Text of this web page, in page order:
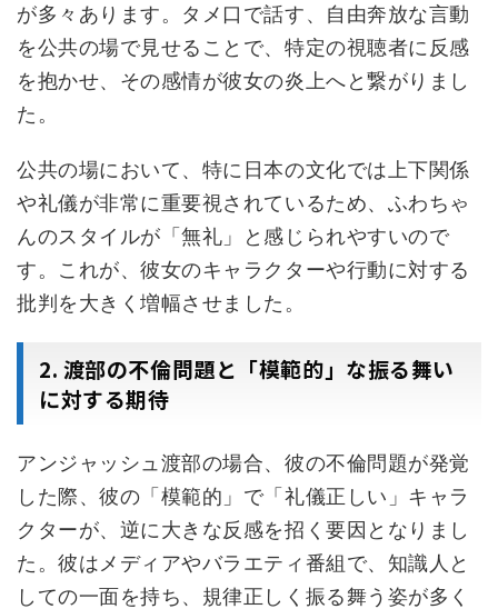
が多々あります。タメ口で話す、自由奔放な言動
を公共の場で見せることで、特定の視聴者に反感
を抱かせ、その感情が彼女の炎上へと繋がりまし
た。
公共の場において、特に日本の文化では上下関係
や礼儀が非常に重要視されているため、ふわちゃ
んのスタイルが「無礼」と感じられやすいので
す。これが、彼女のキャラクターや行動に対する
批判を大きく増幅させました。
2. 渡部の不倫問題と「模範的」な振る舞い
に対する期待
アンジャッシュ渡部の場合、彼の不倫問題が発覚
した際、彼の「模範的」で「礼儀正しい」キャラ
クターが、逆に大きな反感を招く要因となりまし
た。彼はメディアやバラエティ番組で、知識人と
しての一面を持ち、規律正しく振る舞う姿が多く